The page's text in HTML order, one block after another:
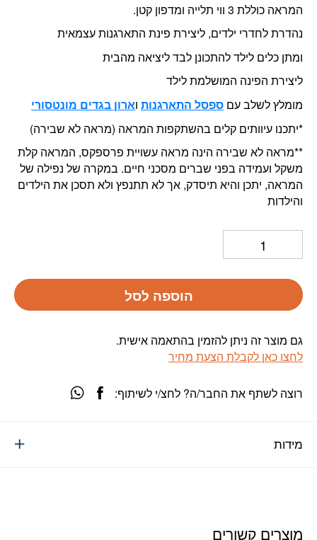
המראה כוללת 3 ווי תלייה ומדפון קטן.
נהדרת לחדרי ילדים, ליצירת פינת התארגנות עצמאית
ומתן כלים לילד להתכונן לבד ליציאה מהבית
ליצירת הפינה המושלמת לילד
מומלץ לשלב עם ספסל התארגנותוארון בגדים מונטסורי
*יתכנו עיוותים קלים בהשתקפות המראה (מראה לא שבירה)
**מראה לא שבירה הינה מראה עשויית פרספקס, המראה קלת
משקל ועמידה בפני שברים מסכני חיים. במקרה של נפילה של
המראה, יתכן והיא תיסדק, אך לא תתנפץ ולא תסכן את הילדים
והילדות
הוספה לסל
גם מוצר זה ניתן להזמין בהתאמה אישית.
לחצו כאן לקבלת הצעת מחיר
מידות
רוצה לשתף את החבר/ה? לחצ/י לשיתוף:
מוצרים קשורים